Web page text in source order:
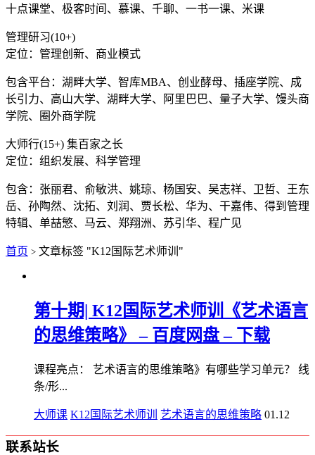
十点课堂、极客时间、慕课、千聊、一书一课、米课
管理研习(10+)
定位：管理创新、商业模式
包含平台：湖畔大学、智库MBA、创业酵母、插座学院、成
长引力、高山大学、湖畔大学、阿里巴巴、量子大学、馒头商
学院、圈外商学院
大师行(15+) 集百家之长
定位：组织发展、科学管理
包含：张丽君、俞敏洪、姚琼、杨国安、吴志祥、卫哲、王东
岳、孙陶然、沈拓、刘润、贾长松、华为、干嘉伟、得到管理
特辑、单喆慜、马云、郑翔洲、苏引华、程广见
首页 > 文章标签 "K12国际艺术师训"
第十期| K12国际艺术师训《艺术语言
的思维策略》 – 百度网盘 – 下载
课程亮点： 艺术语言的思维策略》有哪些学习单元？ 线
条/形...
大师课 K12国际艺术师训 艺术语言的思维策略 01.12
联系站长